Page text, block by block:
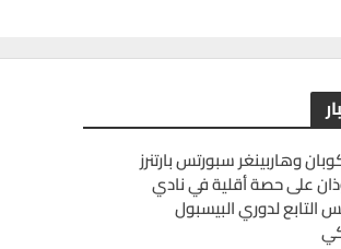
وهاربينغر سبورتس بارتنرز
على حصة أقلية في نادي
التابع لدوري البيسبول